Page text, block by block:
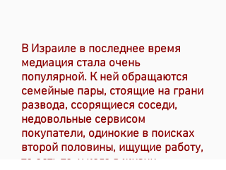
В Израиле в последнее время
медиация стала очень
популярной. К ней обращаются
семейные пары, стоящие на грани
развода, ссорящиеся соседи,
недовольные сервисом
покупатели, одинокие в поисках
второй половины, ищущие работу,
то есть те, у кого в жизни